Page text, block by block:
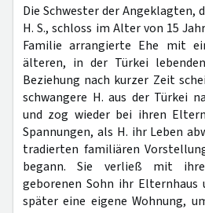
Die Schwester der Angeklagten,
H. S., schloss im Alter von 15
Familie arrangierte Ehe mit
älteren, in der Türkei
Beziehung nach kurzer Zeit
schwangere H. aus der Türkei
und zog wieder bei ihren
Spannungen, als H. ihr Leben
tradierten familiären
begann. Sie verließ mit
geborenen Sohn ihr Elternhaus
später eine eigene Wohnung,